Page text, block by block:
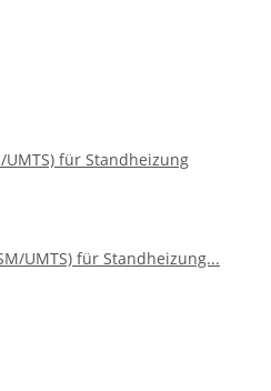
für Standheizung